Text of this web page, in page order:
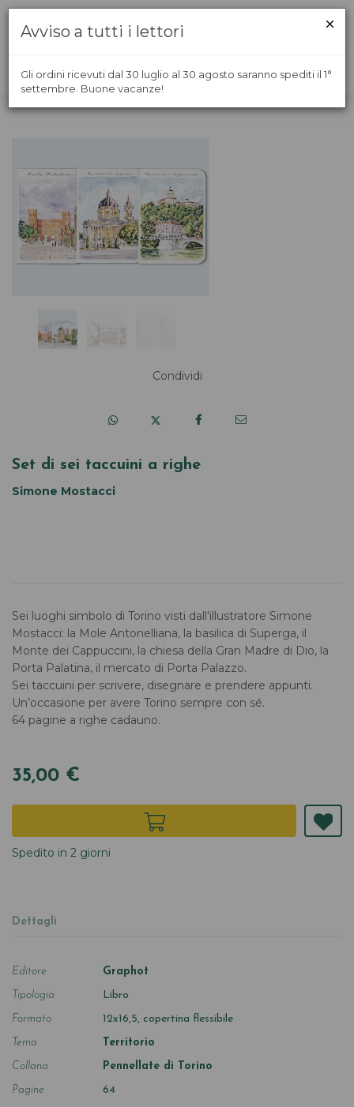
Condividi
Set di sei taccuini a righe
Simone Mostacci
Sei luoghi simbolo di Torino visti dall'illustratore Simone
Mostacci: la Mole Antonelliana, la basilica di Superga, il
Monte dei Cappuccini, la chiesa della Gran Madre di Dio, la
Porta Palatina, il mercato di Porta Palazzo.
Sei taccuini per scrivere, disegnare e prendere appunti.
Un’occasione per avere Torino sempre con sé.
64 pagine a righe cadauno.
35,00 €
Spedito in 2 giorni
Dettagli
Editore
Graphot
Tipologia
Libro
Formato
12x16,5, copertina flessibile
Tema
Territorio
Collana
Pennellate di Torino
Pagine
64
Avviso a tutti i lettori
Gli ordini ricevuti dal 30 luglio al 30 agosto saranno spediti il 1°
settembre. Buone vacanze!